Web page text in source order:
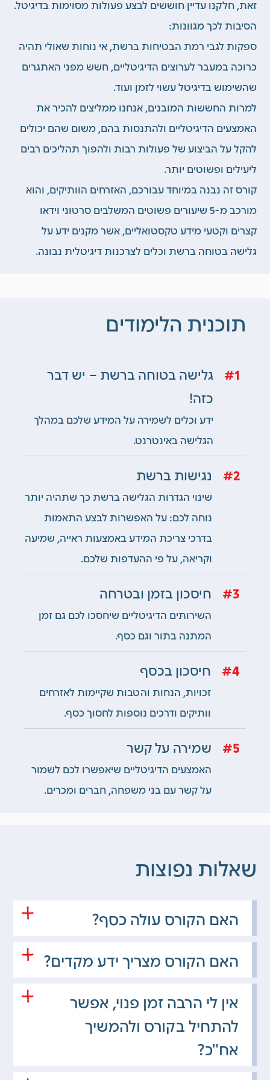
זאת, חלקנו עדיין חוששים לבצע פעולות מסוימות בדיגיטל.
הסיבות לכך מגוונות:
ספקות לגבי רמת הבטיחות ברשת, אי נוחות שאולי תהיה
כרוכה במעבר לערוצים הדיגיטליים, חשש מפני האתגרים
שהשימוש בדיגיטל עשוי לזמן ועוד.
למרות החששות המובנים, אנחנו ממליצים להכיר את
האמצעים הדיגיטליים ולהתנסות בהם, משום שהם יכולים
להקל על הביצוע של פעולות רבות ולהפוך תהליכים רבים
ליעילים ופשוטים יותר.
קורס זה נבנה במיוחד עבורכם, האזרחים הוותיקים, והוא
מורכב מ-5 שיעורים פשוטים המשלבים סרטוני וידאו
קצרים וקטעי מידע טקסטואליים, אשר מקנים ידע על
גלישה בטוחה ברשת וכלים לצרכנות דיגיטלית נבונה.
תוכנית הלימודים
1
גלישה בטוחה ברשת – יש דבר
כזה!
ידע וכלים לשמירה על המידע שלכם במהלך
הגלישה באינטרנט.
2 נגישות ברשת
שינוי הגדרות הגלישה ברשת כך שתהיה יותר
נוחה לכם:על האפשרות לבצע התאמות
בדרכי צריכת המידע באמצעות ראייה, שמיעה
וקריאה, על פי ההעדפות שלכם.
3 חיסכון בזמן ובטרחה
השירותים הדיגיטליים שיחסכו לכם גם זמן
המתנה בתור וגם כסף.
4 חיסכון בכסף
זכויות, הנחות והטבות שקיימות לאזרחים
וותיקים ודרכים נוספות לחסוך כסף.
5 שמירה על קשר
האמצעים הדיגיטליים שיאפשרו לכם לשמור
על קשר עם בני משפחה, חברים ומכרים.
שאלות נפוצות
האם הקורס עולה כסף?
האם הקורס מצריך ידע מקדים?
קודם בעסקים.
הקורס מתאים לכולם ומקנה ידע מהותי ומעשי
לכל מי שמתעניין בתחום.
אין לי הרבה זמן פנוי, אפשר
להתחיל בקורס ולהמשיך
אח"כ?